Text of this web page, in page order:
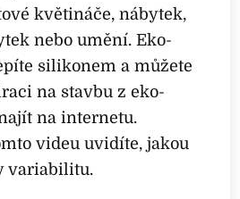
květináče, nábytek,
nebo umění. Eko-
silikonem a můžete
na stavbu z eko-
na internetu.
videu uvidíte, jakou
variabilitu.